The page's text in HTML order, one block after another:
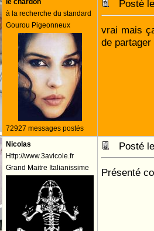
le chardon
à la recherche du standard
Gourou Pigeonneux
72927 messages postés
Posté
vrai mais
de
Nicolas
Http://www.3avicole.fr
Grand Maitre Italianissime
Posté
Présenté